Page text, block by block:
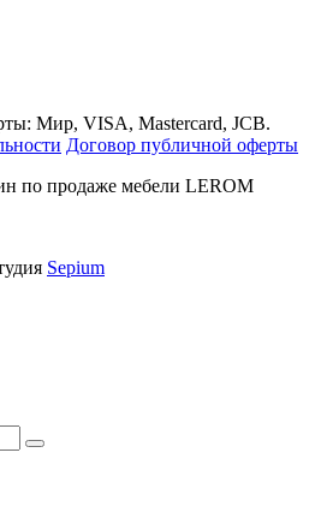
Договор публичной оферты
по продаже мебели LEROM
Sepium